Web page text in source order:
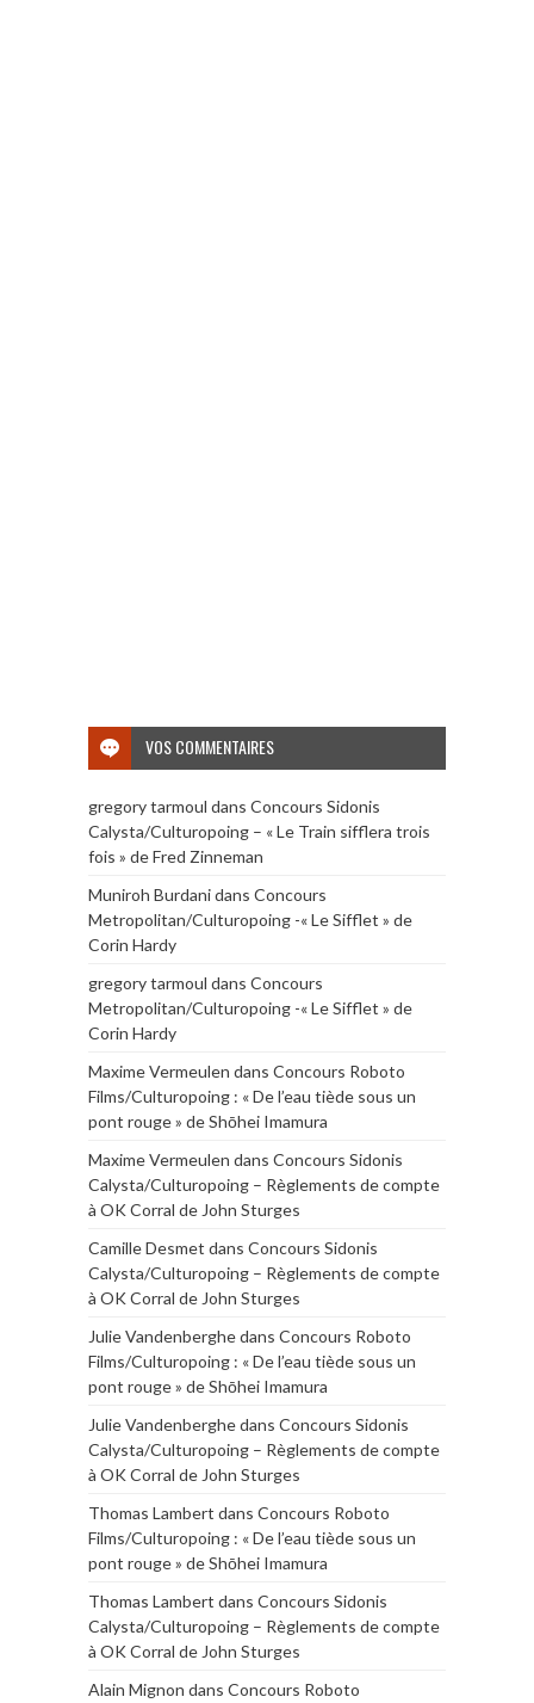
VOS COMMENTAIRES
gregory tarmoul dans Concours Sidonis
Calysta/Culturopoing – « Le Train sifflera trois
fois » de Fred Zinneman
Muniroh Burdanidans Concours
Metropolitan/Culturopoing -« Le Sifflet » de
Corin Hardy
gregory tarmoul dans Concours
Metropolitan/Culturopoing -« Le Sifflet » de
Corin Hardy
Maxime Vermeulen dans Concours Roboto
Films/Culturopoing : « De l’eau tiède sous un
pont rouge » de Shōhei Imamura
Maxime Vermeulen dans Concours Sidonis
Calysta/Culturopoing – Règlements de compte
à OK Corral de John Sturges
Camille Desmet dans Concours Sidonis
Calysta/Culturopoing – Règlements de compte
à OK Corral de John Sturges
Julie Vandenberghedans Concours Roboto
Films/Culturopoing : « De l’eau tiède sous un
pont rouge » de Shōhei Imamura
Julie Vandenberghedans Concours Sidonis
Calysta/Culturopoing – Règlements de compte
à OK Corral de John Sturges
Thomas Lambert dans Concours Roboto
Films/Culturopoing : « De l’eau tiède sous un
pont rouge » de Shōhei Imamura
Thomas Lambert dans Concours Sidonis
Calysta/Culturopoing – Règlements de compte
à OK Corral de John Sturges
Alain Mignon dans Concours Roboto